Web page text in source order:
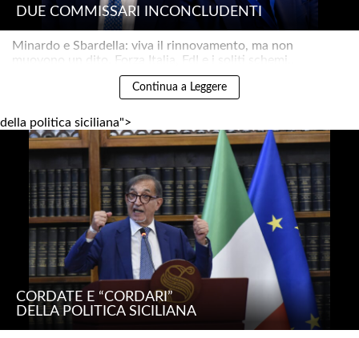
DUE COMMISSARI INCONCLUDENTI
Minardo e Sbardella: viva il rinnovamento, ma non
muovono un dito. Forza Italia, FdI e i soliti schemi..
Continua a Leggere
della politica siciliana">
CORDATE E “CORDARI”
DELLA POLITICA SICILIANA